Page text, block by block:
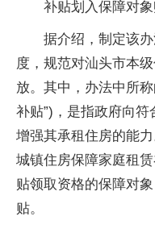
补贴划入保障对
据介绍，制定该
度，规范对汕头市本
放。其中，办法中所
补贴”)，是指政府向
增强其承租住房的能
城镇住房保障家庭租
贴领取资格的保障对
贴。